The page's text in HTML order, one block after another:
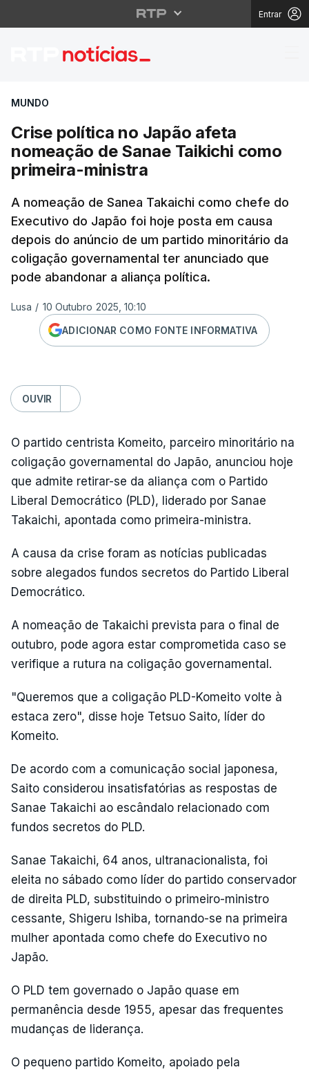
Entrar
Crise política no
MUNDO
Crise política no Japão afeta
nomeação de Sanae Taikichi como
primeira-ministra
A nomeação de Sanea Takaichi como chefe do
Executivo do Japão foi hoje posta em causa
depois do anúncio de um partido minoritário da
coligação governamental ter anunciado que
pode abandonar a aliança política.
Lusa / 10 Outubro 2025, 10:10
ADICIONAR COMO FONTE INFORMATIVA
OUVIR
O partido centrista Komeito, parceiro minoritário na
coligação governamental do Japão, anunciou hoje
que admite retirar-se da aliança com o Partido
Liberal Democrático (PLD), liderado por Sanae
Takaichi, apontada como primeira-ministra.
A causa da crise foram as notícias publicadas
sobre alegados fundos secretos do Partido Liberal
Democrático.
A nomeação de Takaichi prevista para o final de
outubro, pode agora estar comprometida caso se
verifique a rutura na coligação governamental.
"Queremos que a coligação PLD-Komeito volte à
estaca zero", disse hoje Tetsuo Saito, líder do
Komeito.
De acordo com a comunicação social japonesa,
Saito considerou insatisfatórias as respostas de
Sanae Takaichi ao escândalo relacionado com
fundos secretos do PLD.
Sanae Takaichi, 64 anos, ultranacionalista, foi
eleita no sábado como líder do partido conservador
de direita PLD, substituindo o primeiro-ministro
cessante, Shigeru Ishiba, tornando-se na primeira
mulher apontada como chefe do Executivo no
Japão.
O PLD tem governado o Japão quase em
permanência desde 1955, apesar das frequentes
mudanças de liderança.
O pequeno partido Komeito, apoiado pela